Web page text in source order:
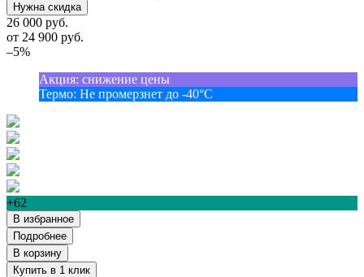
Нужна скидка
26 000 руб.
от 24 900 руб.
–5%
Акция: снижение цены
Термо: Не промерзнет до -40°С
+62
В избранное
Подробнее
В корзину
Купить в 1 клик